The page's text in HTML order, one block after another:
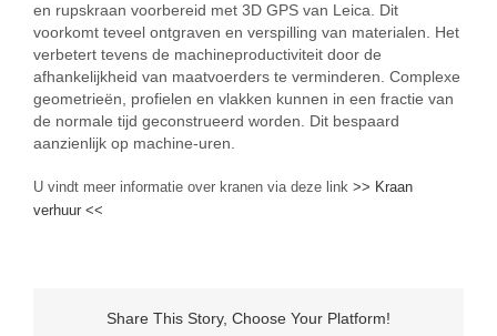
en rupskraan voorbereid met 3D GPS van Leica. Dit
voorkomt teveel ontgraven en verspilling van materialen. Het
verbetert tevens de machineproductiviteit door de
afhankelijkheid van maatvoerders te verminderen. Complexe
geometrieën, profielen en vlakken kunnen in een fractie van
de normale tijd geconstrueerd worden. Dit bespaard
aanzienlijk op machine-uren.
U vindt meer informatie over kranen via deze link >> Kraan
verhuur <<
Share This Story, Choose Your Platform!